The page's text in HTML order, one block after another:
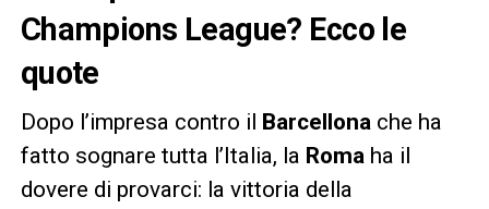
Champions League? Ecco le
quote
Dopo l’impresa contro il Barcellonache ha
fatto sognare tutta l’Italia, la Romaha il
dovere di provarci: la vittoria della